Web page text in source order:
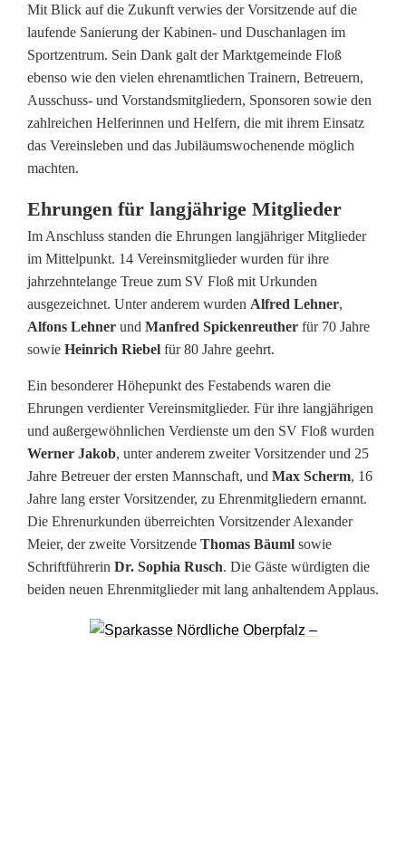
J
u
b
i
l
ä
u
m
m
i
t
E
h
r
e
n
a
Mit Blick auf die Zukunft verwies der Vorsitzende auf die
laufende Sanierung der Kabinen- und Duschanlagen im
Sportzentrum. Sein Dank galt der Marktgemeinde Floß
ebenso wie den vielen ehrenamtlichen Trainern, Betreuern,
Ausschuss- und Vorstandsmitgliedern, Sponsoren sowie den
zahlreichen Helferinnen und Helfern, die mit ihrem Einsatz
das Vereinsleben und das Jubiläumswochenende möglich
machten.
Ehrungen für langjährige Mitglieder
Im Anschluss standen die Ehrungen langjähriger Mitglieder
im Mittelpunkt. 14 Vereinsmitglieder wurden für ihre
jahrzehntelange Treue zum SV Floß mit Urkunden
ausgezeichnet. Unter anderem wurden Alfred Lehner,
Alfons Lehner und Manfred Spickenreuther für 70 Jahre
sowie Heinrich Riebel für 80 Jahre geehrt.
Ein besonderer Höhepunkt des Festabends waren die
Ehrungen verdienter Vereinsmitglieder. Für ihre langjährigen
und außergewöhnlichen Verdienste um den SV Floß wurden
Werner Jakob, unter anderem zweiter Vorsitzender und 25
Jahre Betreuer der ersten Mannschaft, und Max Scherm, 16
Jahre lang erster Vorsitzender, zu Ehrenmitgliedern ernannt.
Die Ehrenurkunden überreichten Vorsitzender Alexander
Meier, der zweite Vorsitzende Thomas Bäuml sowie
Schriftführerin Dr. Sophia Rusch. Die Gäste würdigten die
beiden neuen Ehrenmitglieder mit lang anhaltendem Applaus.